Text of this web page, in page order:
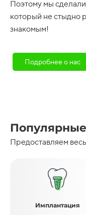
Поэтому мы
который не стыдно
знакомым!
Подробнее о нас
Предоставляем
Имплантация